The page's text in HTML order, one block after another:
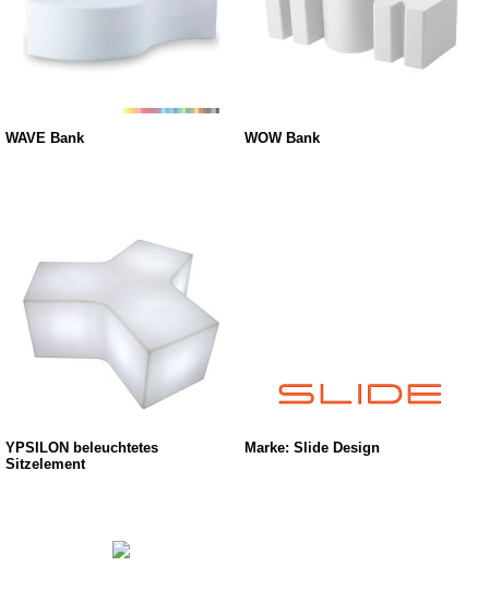
WAVE Bank WOW Bank
YPSILON beleuchtetes
Sitzelement
Marke: Slide Design